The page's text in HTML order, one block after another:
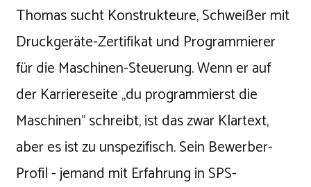
Thomas sucht Konstrukteure, Schweißer mit
Druckgeräte-Zertifikat und Programmierer
für die Maschinen-Steuerung. Wenn er auf
der Karriereseite „du programmierst die
Maschinen" schreibt, ist das zwar Klartext,
aber es ist zu unspezifisch. Sein Bewerber-
Profil - jemand mit Erfahrung in SPS-